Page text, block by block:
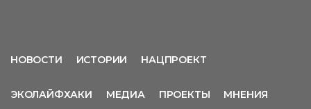
НОВОСТИ ИСТОРИИ НАЦПРОЕКТ
ЭКОЛАЙФХАКИ МЕДИА ПРОЕКТЫ МНЕНИЯ